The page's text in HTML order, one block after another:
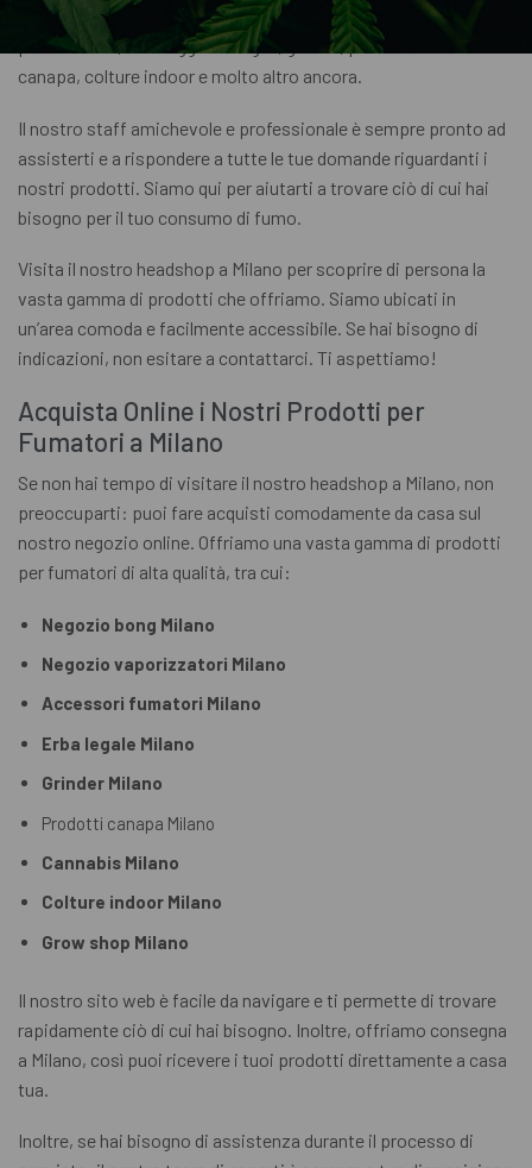
prodotti per fumatori, tra cui bong, vaporizzatori, accessori
per fumatori, erbe leggere e legali, grinder, prodotti a base di
canapa, colture indoor e molto altro ancora.
Il nostro staff amichevole e professionale è sempre pronto ad
assisterti e a rispondere a tutte le tue domande riguardanti i
nostri prodotti. Siamo qui per aiutarti a trovare ciò di cui hai
bisogno per il tuo consumo di fumo.
Visita il nostro headshop a Milano per scoprire di persona la
vasta gamma di prodotti che offriamo. Siamo ubicati in
un’area comoda e facilmente accessibile. Se hai bisogno di
indicazioni, non esitare a contattarci. Ti aspettiamo!
Acquista Online i Nostri Prodotti per
Fumatori a Milano
Se non hai tempo di visitare il nostro headshop a Milano, non
preoccuparti: puoi fare acquisti comodamente da casa sul
nostro negozio online. Offriamo una vasta gamma di prodotti
per fumatori di alta qualità, tra cui:
Negozio bong Milano
Negozio vaporizzatori Milano
Accessori fumatori Milano
Erba legale Milano
Grinder Milano
Prodotti canapa Milano
Cannabis Milano
Colture indoor Milano
Grow shop Milano
Il nostro sito web è facile da navigare e ti permette di trovare
rapidamente ciò di cui hai bisogno. Inoltre, offriamo consegna
a Milano, così puoi ricevere i tuoi prodotti direttamente a casa
tua.
Inoltre, se hai bisogno di assistenza durante il processo di